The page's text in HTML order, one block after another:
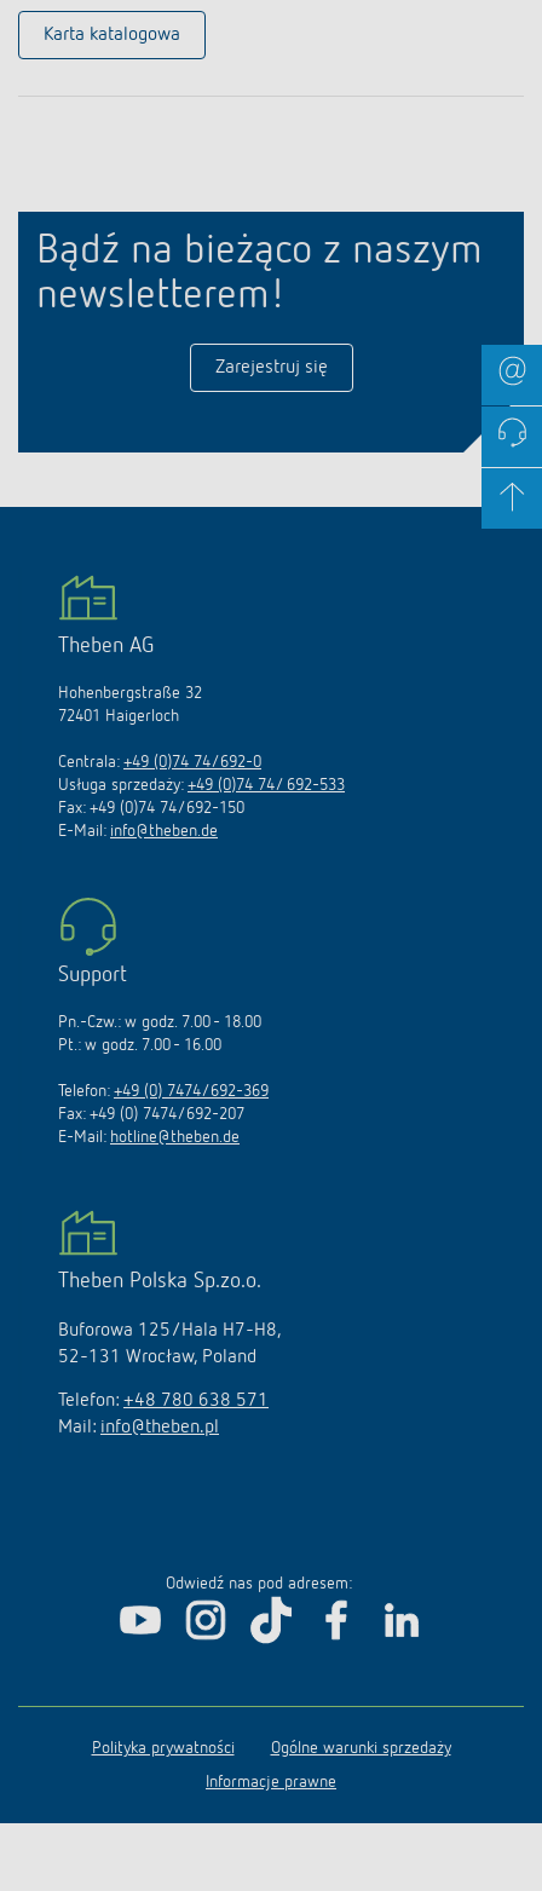
Karta katalogowa
Bądź na bieżąco z naszym
newsletterem!
Zarejestruj się
Theben AG
Hohenbergstraße 32
72401 Haigerloch
Centrala: +49 (0)74 74/692-0
Usługa sprzedaży: +49 (0)74 74/ 692-533
Fax: +49 (0)74 74/692-150
E-Mail: info@theben.de
Support
Pn.-Czw.: w godz. 7.00 - 18.00
Pt.: w godz. 7.00 - 16.00
Telefon: +49 (0) 7474/692-369
Fax: +49 (0) 7474/692-207
E-Mail: hotline@theben.de
Theben Polska Sp.zo.o.
Buforowa 125/Hala H7-H8,
52-131 Wrocław, Poland
Telefon: +48 780 638 571
Mail: info@theben.pl
Odwiedź nas pod adresem:
Polityka prywatności
Ogólne warunki sprzedaży
Informacje prawne